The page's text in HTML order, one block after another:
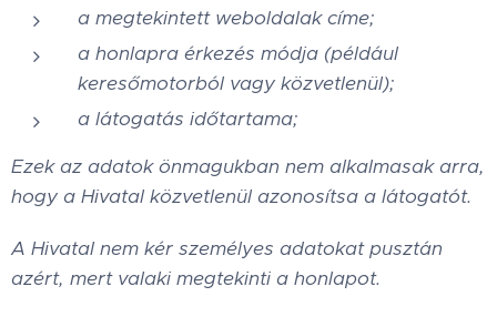
a megtekintett weboldalak címe;
a honlapra érkezés módja (például
keresőmotorból vagy közvetlenül);
a látogatás időtartama;
Ezek az adatok önmagukban nem alkalmasak arra,
hogy a Hivatal közvetlenül azonosítsa a látogatót.
A Hivatal nem kér személyes adatokat pusztán
azért, mert valaki megtekinti a honlapot.